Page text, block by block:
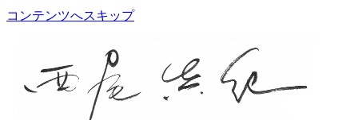
コンテンツへスキップ